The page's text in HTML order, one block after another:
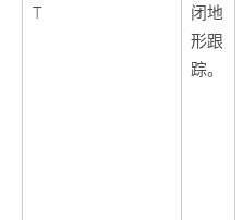
T
闭地
形跟
踪。